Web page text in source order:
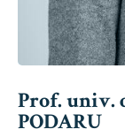
Prof. univ.
PODARU